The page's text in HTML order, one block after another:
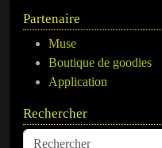
Partenaire
Muse
Boutique de goodies
Application
Rechercher